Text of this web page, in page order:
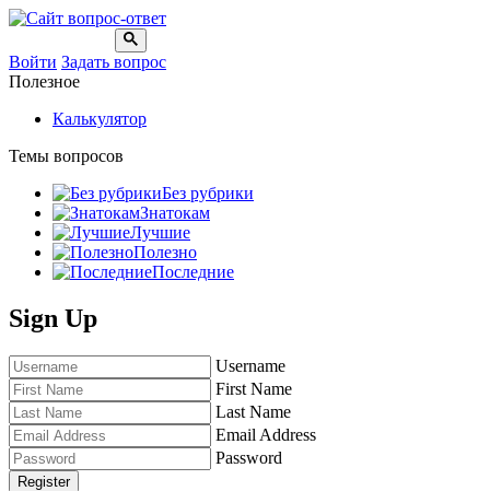
Войти Задать вопрос
Полезное
Калькулятор
Темы вопросов
Без рубрики
Знатокам
Лучшие
Полезно
Последние
Sign Up
Username
First Name
Last Name
Email Address
Password